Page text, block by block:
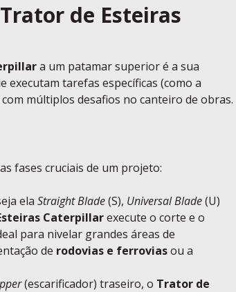
de Esteiras
a um patamar superior é a sua
tarefas específicas (como a
múltiplos desafios no canteiro de obras.
fases cruciais de um projeto:
ela Straight Blade(S), Universal Blade(U)
Caterpillarexecute o corte e o
para nivelar grandes áreas de
de rodovias e ferroviasou a
(escarificador) traseiro, o Trator de